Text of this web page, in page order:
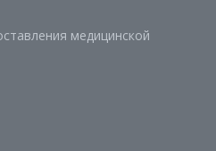
медицинской